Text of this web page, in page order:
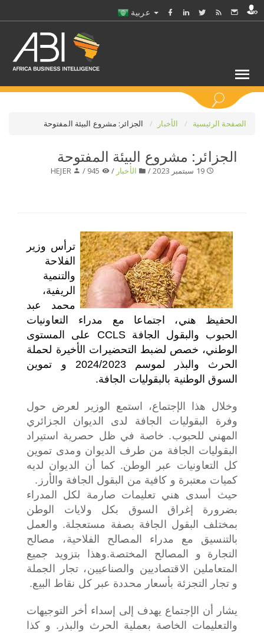
اختر قطاع / القطاعات
حدد الفئة
اختر بلدا/بلدان
الصفحة الرئيسية الأخبار الجزائر: مشروع البيئة المفتوحة
الجزائر: مشروع البيئة المفتوحة
19 سبتمبر 2023 / الأخبار /
HEJER
ترأس وزير
الفلاحة
والتنمية
الريفية،
محمد عبد
الحفيظ هني، اجتماعا مع مدراء التعاونيات
الحبوب والبقول الجافة CCLS على المستوى
الوطني، خصص لضبط التحضيرات الأخيرة لحملة
الحرث والبذر لموسم 2024/2023 و تموين
السوق الوطنية بالبقوليات الجافة.
وخلال هذا الإجتماع، استمع الوزير لعرض حول
وفرة البقوليات الجافة لدى الديوان الجزائري
المهني للحبوب. خاصة في ظل حصرية استيراد
البقوليات الجافة من طرف الديوان ومدى تموين
كل التعاونيات عبر الوطن. كما أن الديوان لديه
كميات معتبرة و كافية من البقول الجافة والأرز.
حيث أسدى هني تعليمات صارمة لكل المدراء
بضرورة إغراق السوق بكل ولايات الوطن
بمختلف البقول الجافة بصفة مستعجلة. والعمل
بالتنسيق مع مدراء المصالح الفلاحية، مصالح
التجارة و المصالح المختصة.وهذا بتزويد جميع
المتعاملين الاقتصاديين والصناعيين، تجار الجملة
و تجار التجزئة بأسعار محددة عبر كل نقاط البيع.
يشار أن الإجتماع يهدف إلى إسداء أخر التوجيهات
والتعليمات الخاصة بعملية الحرث والبذر. و كذا